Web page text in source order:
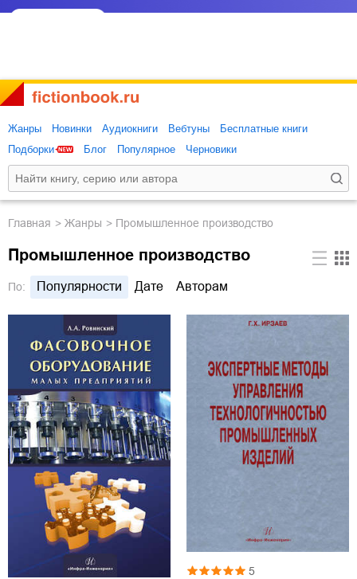
Жанры Новинки Аудиокниги Вебтуны
Бесплатные книги
Подборки
Блог Популярное Черновики
Главная Жанры Промышленное производство
Промышленное производство
По: Популярности Дате Авторам
5